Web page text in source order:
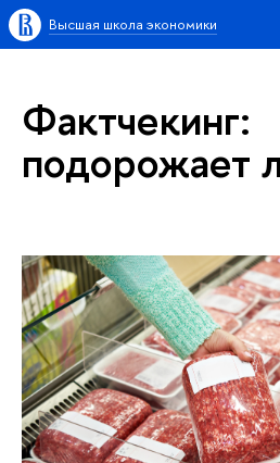
Высшая школа экономики
Фактчекинг:
подорожает